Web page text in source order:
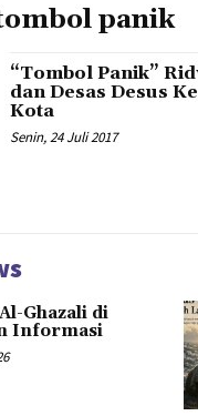
panik
“Tombol Panik”
dan Desas Desus
Kota
Senin, 24 Juli 2017
Ghazali di
Informasi